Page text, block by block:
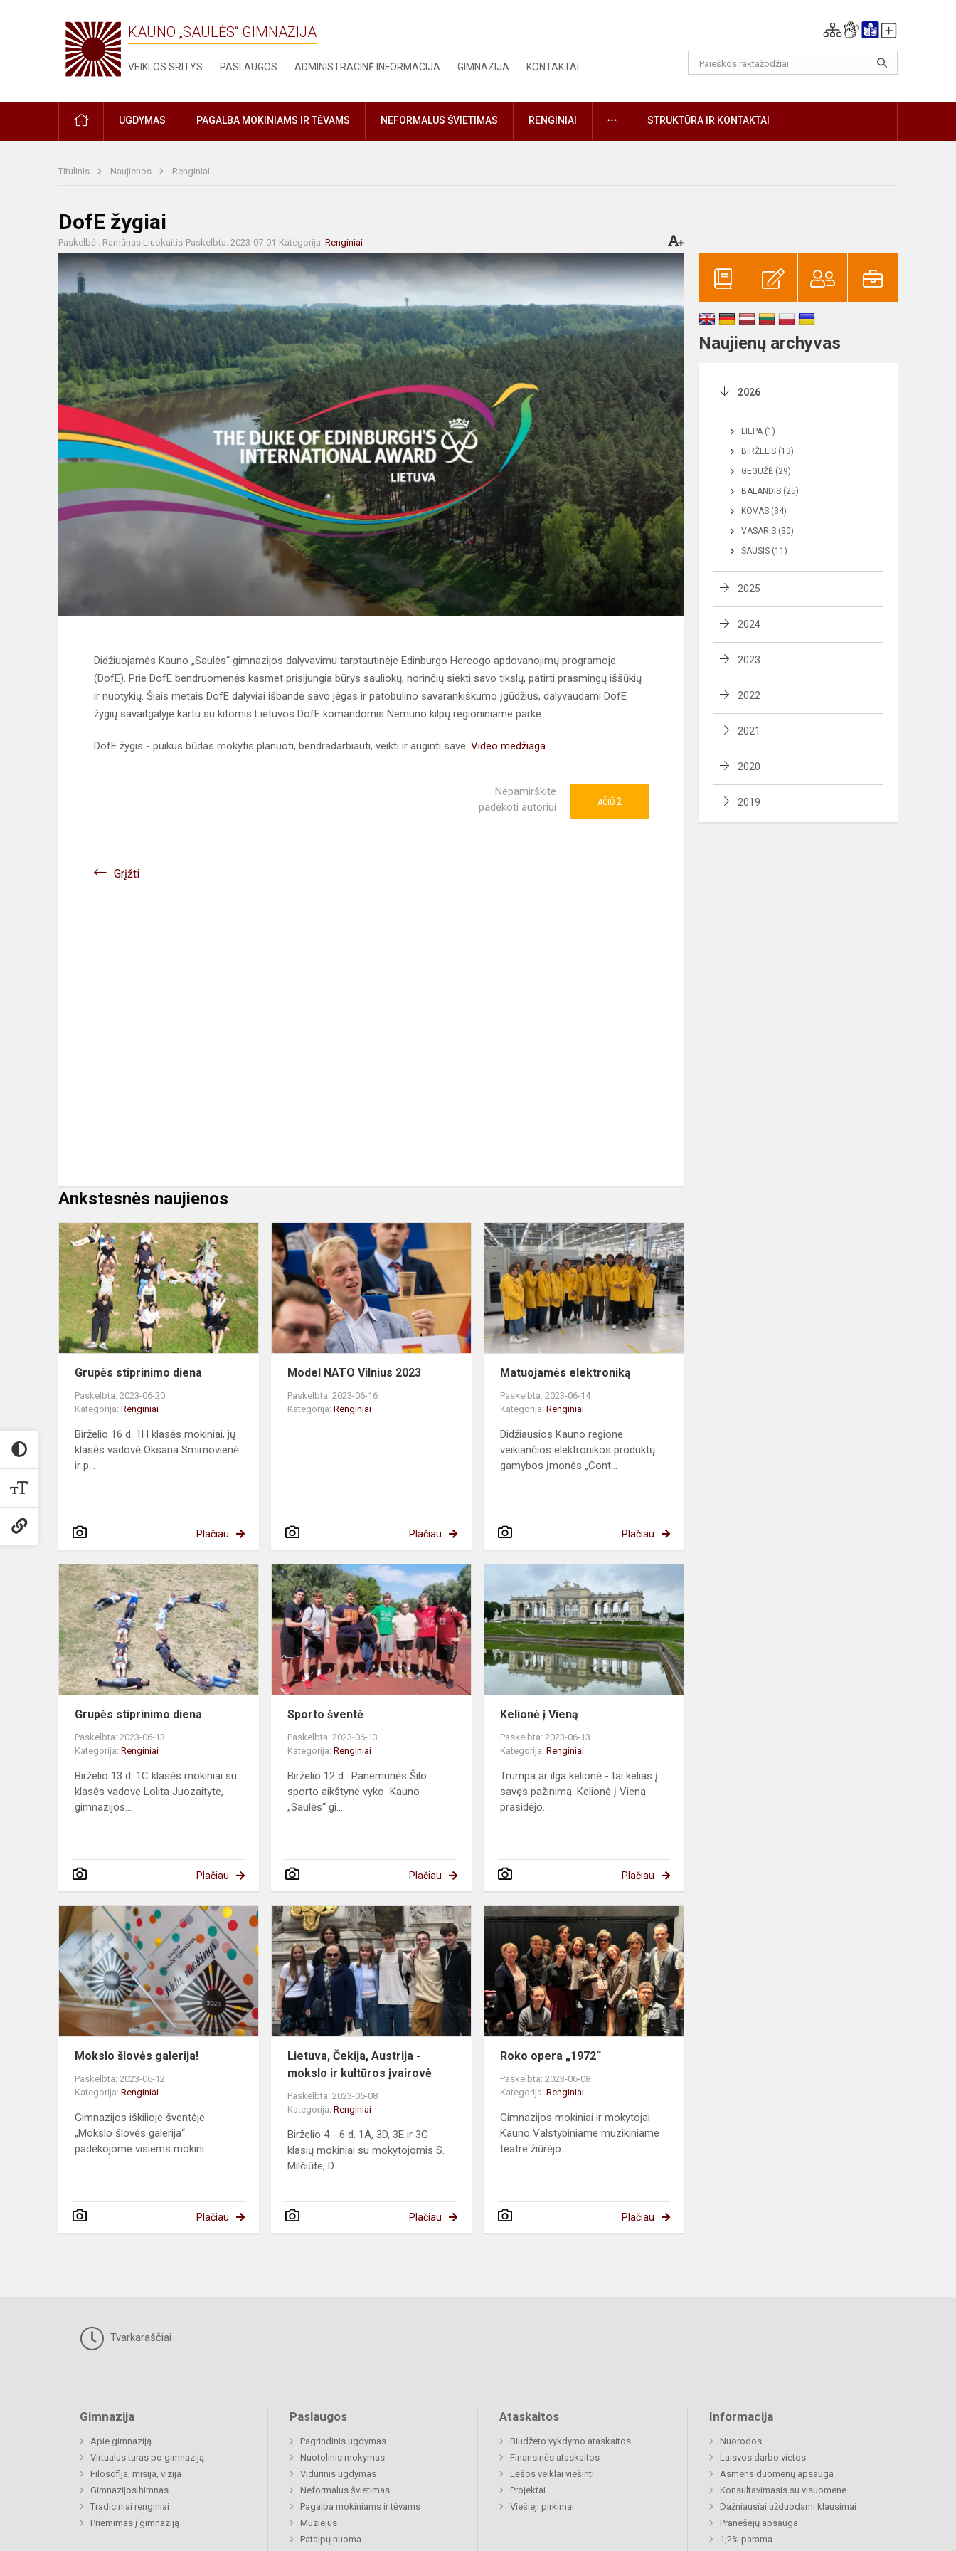
KAUNO „SAULĖS“ GIMNAZIJA
VEIKLOS SRITYS PASLAUGOS ADMINISTRACINĖ INFORMACIJA GIMNAZIJA KONTAKTAI
PRADŽIAUGDYMAS PAGALBA MOKINIAMS IR TĖVAMS NEFORMALUS ŠVIETIMAS RENGINIAI DAUGIAUSTRUKTŪRA IR KONTAKTAI
Titulinis Naujienos Renginiai
DofE žygiai
Paskelbė : Ramūnas Liuokaitis Paskelbta: 2023-07-01 Kategorija: Renginiai
Didžiuojamės Kauno „Saulės“ gimnazijos dalyvavimu tarptautinėje Edinburgo Hercogo apdovanojimų programoje
(DofE). Prie DofE bendruomenės kasmet prisijungia būrys sauliokų, norinčių siekti savo tikslų, patirti prasmingų iššūkių
ir nuotykių. Šiais metais DofE dalyviai išbandė savo jėgas ir patobulino savarankiškumo įgūdžius, dalyvaudami DofE
žygių savaitgalyje kartu su kitomis Lietuvos DofE komandomis Nemuno kilpų regioniniame parke.
DofE žygis - puikus būdas mokytis planuoti, bendradarbiauti, veikti ir auginti save. Video medžiaga.
Nepamirškite
padėkoti autoriui
AČIŪ 2
Grįžti
Ankstesnės naujienos
Grupės
stiprinimo
diena
Grupės stiprinimo diena
Paskelbta: 2023-06-20
Kategorija: Renginiai
Birželio 16 d. 1H klasės mokiniai, jų
klasės vadovė Oksana Smirnovienė
ir p...
Plačiau
Model
NATO
Vilnius
2023
Model NATO Vilnius 2023
Paskelbta: 2023-06-16
Kategorija:Renginiai
Plačiau
Matuojamės
elektroniką
Matuojamės elektroniką
Paskelbta: 2023-06-14
Kategorija:Renginiai
Didžiausios Kauno regione
veikiančios elektronikos produktų
gamybos įmonės „Cont...
Plačiau
Grupės
stiprinimo
diena
Grupės stiprinimo diena
Paskelbta: 2023-06-13
Kategorija: Renginiai
Birželio 13 d. 1C klasės mokiniai su
klasės vadove Lolita Juozaityte,
gimnazijos...
Plačiau
Sporto
šventė
Sporto šventė
Paskelbta: 2023-06-13
Kategorija:Renginiai
Birželio 12 d. Panemunės Šilo
sporto aikštyne vyko Kauno
„Saulės“ gi...
Plačiau
į
Kelionė į Vieną
Paskelbta: 2023-06-13
Kategorija:Renginiai
Trumpa ar ilga kelionė - tai kelias į
savęs pažinimą. Kelionė į Vieną
prasidėjo...
Plačiau
Mokslo
šlovės
galerija!
Mokslo šlovės galerija!
Paskelbta: 2023-06-12
Kategorija: Renginiai
Gimnazijos iškilioje šventėje
„Mokslo šlovės galerija“
padėkojome visiems mokini...
Plačiau
Lietuva,
Čekija,
Austrija
mokslo
kultūros
įvairovė
Lietuva, Čekija, Austrija -
mokslo ir kultūros įvairovė
Paskelbta: 2023-06-08
Kategorija:Renginiai
Birželio 4 - 6 d. 1A, 3D, 3E ir 3G
klasių mokiniai su mokytojomis S.
Milčiūte, D...
Plačiau
opera
Roko opera „1972“
Paskelbta: 2023-06-08
Kategorija:Renginiai
Gimnazijos mokiniai ir mokytojai
Kauno Valstybiniame muzikiniame
teatre žiūrėjo...
Plačiau
Naujienų archyvas
2026
LIEPA (1)
BIRŽELIS (13)
GEGUŽĖ (29)
BALANDIS (25)
KOVAS (34)
VASARIS (30)
SAUSIS (11)
2025
2024
2023
2022
2021
2020
2019
Tvarkaraščiai
Gimnazija
Apie gimnaziją
Virtualus turas po gimnaziją
Filosofija, misija, vizija
Gimnazijos himnas
Tradiciniai renginiai
Priėmimas į gimnaziją
Paslaugos
Pagrindinis ugdymas
Nuotolinis mokymas
Vidurinis ugdymas
Neformalus švietimas
Pagalba mokiniams ir tėvams
Muziejus
Patalpų nuoma
Ataskaitos
Biudžeto vykdymo ataskaitos
Finansinės ataskaitos
Lėšos veiklai viešinti
Projektai
Viešieji pirkimai
Informacija
Nuorodos
Laisvos darbo vietos
Asmens duomenų apsauga
Konsultavimasis su visuomene
Dažniausiai užduodami klausimai
Pranešėjų apsauga
1,2% parama